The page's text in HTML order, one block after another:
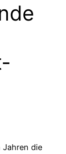
Jahren die